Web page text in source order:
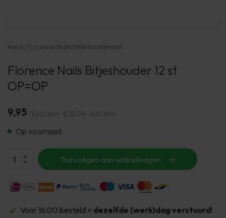
Merk: Florence Nails|Werkmateriaal
Florence Nails Bitjeshouder 12 st
OP=OP
9,95 Excl. btw €12,04 Incl. btw
Op voorraad
Toevoegen aan winkelwagen
Voor 16:00 besteld = dezelfde (werk)dag verstuurd!